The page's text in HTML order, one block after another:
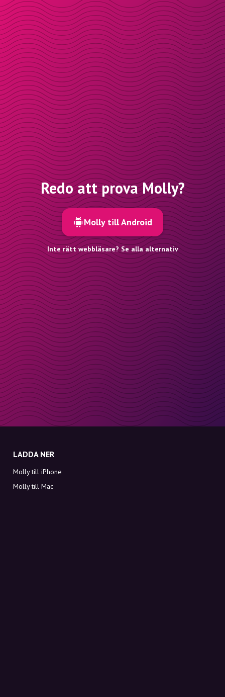
Redo att prova Molly?
Molly till Android
Inte rätt webbläsare? Se alla alternativ
LADDA NER
Molly till iPhone
Molly till Mac